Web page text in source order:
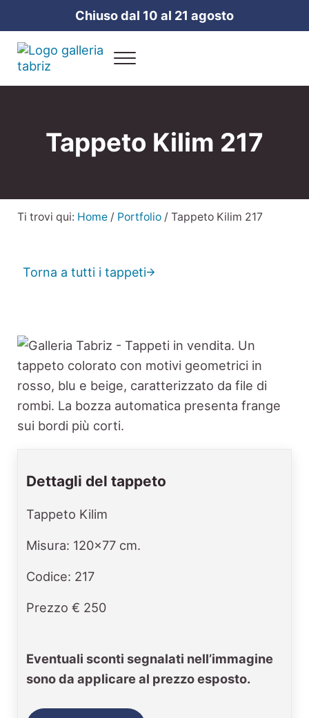
Passa al contenuto principale
Skip to header right navigation
Skip to site footerChiuso dal 10 al 21 agosto
Galleria Tabriz
Menu
Tappeto Kilim 217
Ti trovi qui: Home / Portfolio /Tappeto Kilim 217
Torna a tutti i tappeti
Dettagli del tappeto
Tappeto Kilim
Misura: 120x77 cm.
Codice: 217
Prezzo € 250
Eventuali sconti segnalati nell’immagine
sono da applicare al prezzo esposto.